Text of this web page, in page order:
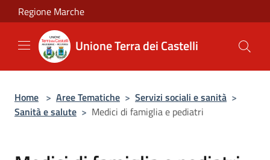
Salta al contenuto principale
Regione Marche
Unione Terra dei Castelli
Home > Aree Tematiche > Servizi sociali e sanità >
Sanità e salute > Medici di famiglia e pediatri